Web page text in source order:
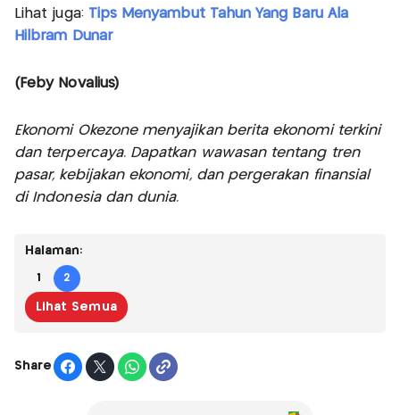
Lihat juga: Tips Menyambut Tahun Yang Baru Ala
Hilbram Dunar
(Feby Novalius)
Ekonomi Okezone menyajikan berita ekonomi terkini
dan terpercaya. Dapatkan wawasan tentang tren
pasar, kebijakan ekonomi, dan pergerakan finansial
di Indonesia dan dunia.
Halaman:
1 2
Lihat Semua
Share